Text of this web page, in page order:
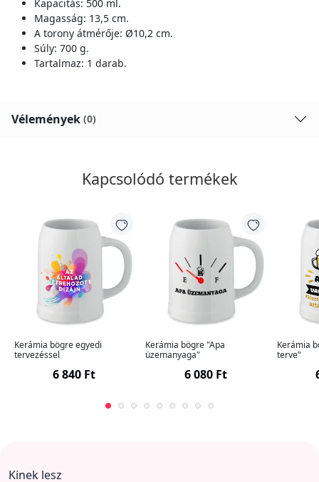
Kapacitás: 500 ml.
Magasság: 13,5 cm.
A torony átmérője: Ø10,2 cm.
Súly: 700 g.
Tartalmaz: 1 darab.
Vélemények (0)
Kapcsolódó termékek
Kerámia bögre egyedi
tervezéssel
6 840 Ft
Kerámia bögre "Apa
üzemanyaga"
6 080 Ft
Kerámia
terve"
Kinek lesz